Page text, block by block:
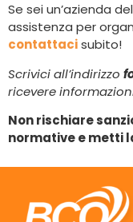
Se sei un’azienda
assistenza per
contattacisubito!
Scrivici all’indirizzo
ricevere
Non rischiare
normative e metti